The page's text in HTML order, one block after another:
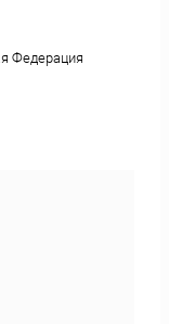
Федерация